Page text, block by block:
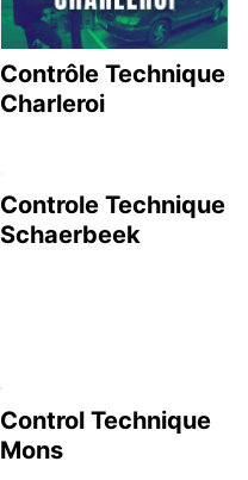
Contrôle Technique
Charleroi
Controle Technique
Schaerbeek
Control Technique
Mons